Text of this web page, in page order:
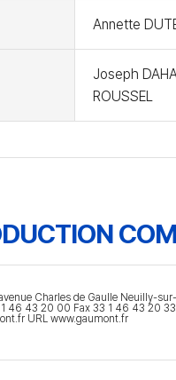
Annette
Joseph
ROUSSEL
Charles de Gaulle Neuilly-
1 46 43 20 00 Fax 33 1 46 43 20 33
URL www.gaumont.fr